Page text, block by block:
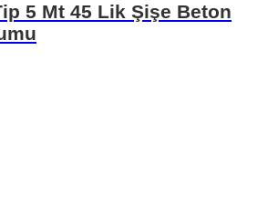
5 Mt 45 Lik Şişe Beton